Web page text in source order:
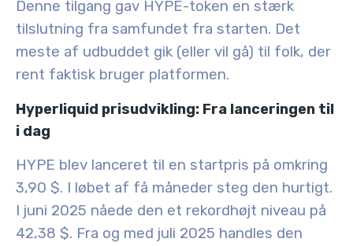
Denne tilgang gav HYPE-token en stærk
tilslutning fra samfundet fra starten. Det
meste af udbuddet gik (eller vil gå) til folk, der
rent faktisk bruger platformen.
Hyperliquid prisudvikling: Fra lanceringen til
i dag
HYPE blev lanceret til en startpris på omkring
3,90 $. I løbet af få måneder steg den hurtigt.
I juni 2025 nåede den et rekordhøjt niveau på
42,38 $. Fra og med juli 2025 handles den